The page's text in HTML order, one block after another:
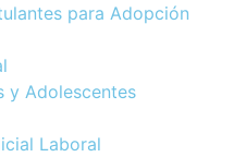
para Adopción
y Adolescentes
Laboral